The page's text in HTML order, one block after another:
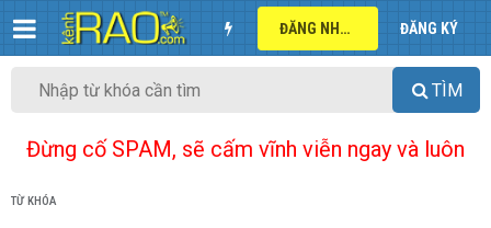
ĐĂNG NHẬP ĐĂNG KÝ
TÌM
Đừng cố SPAM, sẽ cấm vĩnh viễn ngay và luôn
TỪ KHÓA